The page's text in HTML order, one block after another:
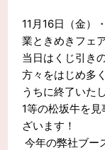
11月16日（金）
業ときめきフェ
当日はくじ引き
方々をはじめ多
うちに終了いた
1等の松坂牛を
ざいます！
今年の弊社ブー